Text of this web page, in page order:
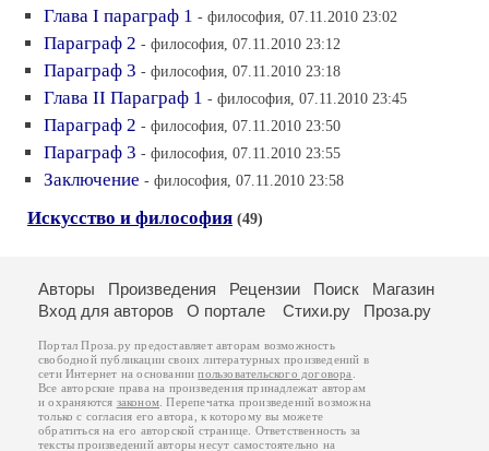
Глава I параграф 1 - философия, 07.11.2010 23:02
Параграф 2 - философия, 07.11.2010 23:12
Параграф 3 - философия, 07.11.2010 23:18
Глава II Параграф 1 - философия, 07.11.2010 23:45
Параграф 2 - философия, 07.11.2010 23:50
Параграф 3 - философия, 07.11.2010 23:55
Заключение - философия, 07.11.2010 23:58
Искусство и философия (49)
Авторы Произведения Рецензии Поиск
Магазин
Вход для авторов
О портале Стихи.ру Проза.ру
Портал Проза.ру предоставляет авторам возможность
свободной публикации своих литературных произведений в
сети Интернет на основаниипользовательского договора
Все авторские права на произведения принадлежат авторам
и охраняются законом . Перепечатка произведений возможна
только с согласия его автора, к которому вы можете
обратиться на его авторской странице. Ответственность за
тексты произведений авторы несут самостоятельно на